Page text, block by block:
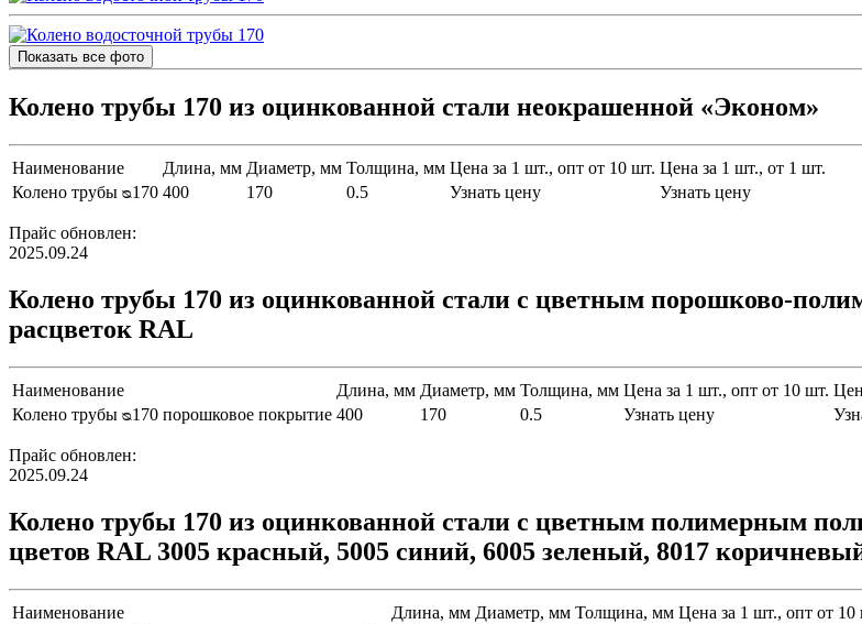
Показать все фото
Колено трубы 170 из оцинкованной стали неокрашенной «Эконом»
Наименование Длина, мм Диаметр, мм Толщина, мм Цена за 1 шт., опт от 10 шт. Цена за 1 шт., от 1 шт.
Колено трубы ᴓ170 400 170 0.5 Узнать цену Узнать цену
Прайс обновлен:
2025.09.24
Колено трубы 170 из оцинкованной стали с цветным порошково-
расцветок RAL
Наименование Длина, мм Диаметр, мм Толщина, мм Цена за 1 шт., опт от 10 шт.
Колено трубы ᴓ170 порошковое покрытие 400 170 0.5 Узнать цену
Прайс обновлен:
2025.09.24
Колено трубы 170 из оцинкованной стали с цветным полимерным
цветов RAL 3005 красный, 5005 синий, 6005 зеленый, 8017
Наименование Длина, мм Диаметр, мм Толщина, мм Цена за 1 шт., опт от 10